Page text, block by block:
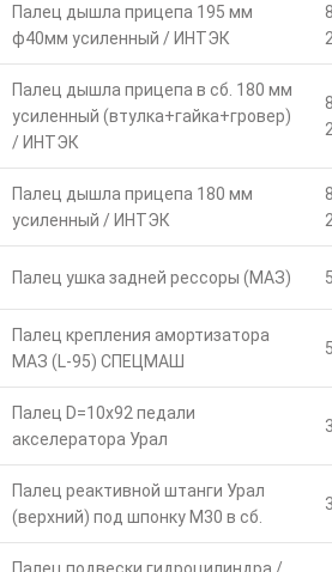
Палец дышла прицепа 195 мм
ф40мм усиленный / ИНТЭК
Палец дышла прицепа в сб. 180 мм
усиленный (втулка+гайка+гровер)
/ ИНТЭК
Палец дышла прицепа 180 мм
усиленный / ИНТЭК
Палец ушка задней рессоры (МАЗ)
Палец крепления амортизатора
МАЗ (L-95) СПЕЦМАШ
Палец D=10х92 педали
акселератора Урал
Палец реактивной штанги Урал
(верхний) под шпонку М30 в сб.